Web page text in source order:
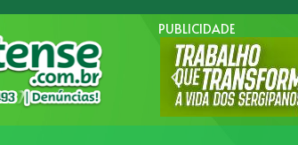
PUBLICIDADE